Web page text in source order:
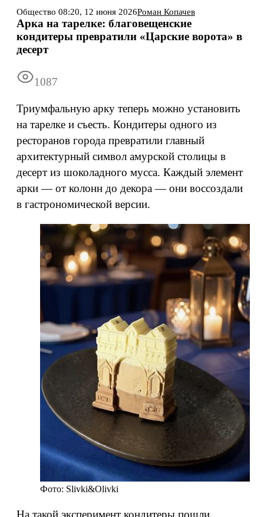
Информация Подписка Все новости Архив
Общество 08:20, 12 июня 2026Роман Копачев
Арка на тарелке: благовещенские
кондитеры превратили «Царские ворота» в
десерт
1087
Триумфальную арку теперь можно установить
на тарелке и съесть. Кондитеры одного из
ресторанов города превратили главный
архитектурный символ амурской столицы в
десерт из шоколадного мусса. Каждый элемент
арки — от колонн до декора — они воссоздали
в гастрономической версии.
Фото: Slivki&Olivki
На такой эксперимент кондитеры пошли,